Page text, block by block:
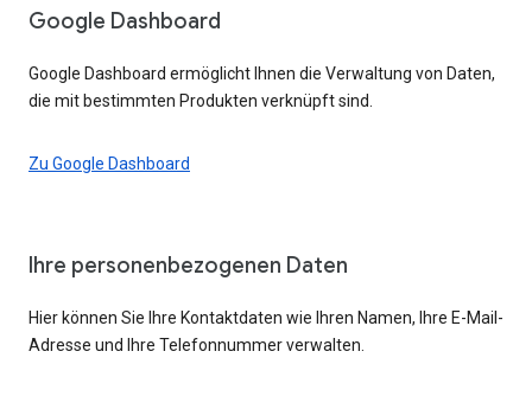
Google Dashboard
Google Dashboard ermöglicht Ihnen die Verwaltung von Daten,
die mit bestimmten Produkten verknüpft sind.
Zu Google Dashboard
Ihre personenbezogenen Daten
Hier können Sie Ihre Kontaktdaten wie Ihren Namen, Ihre E-Mail-
Adresse und Ihre Telefonnummer verwalten.